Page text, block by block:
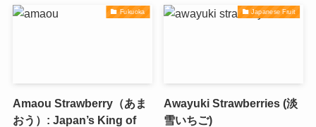
Fukuoka
Amaou Strawberry（あま
おう）: Japan’s King of
Japanese Fruit
Awayuki Strawberries (淡
雪いちご)